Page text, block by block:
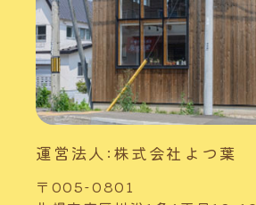
運営法人:株式会社よつ葉
〒005-0801